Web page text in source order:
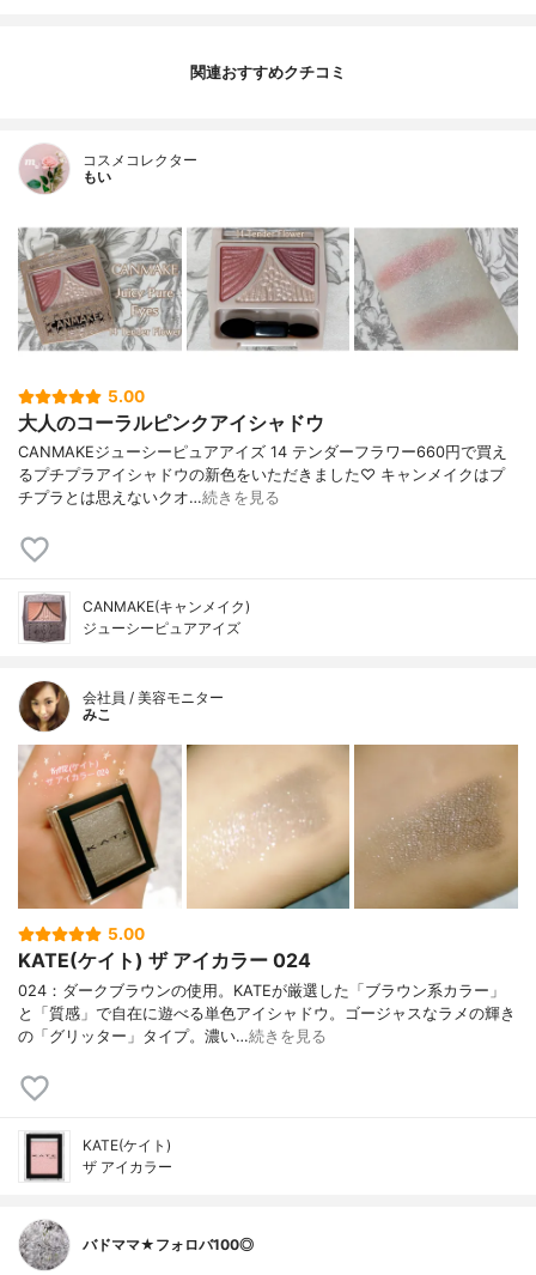
関連おすすめクチコミ
コスメコレクター
もい
5.00
大人のコーラルピンクアイシャドウ
CANMAKEジューシーピュアアイズ 14 テンダーフラワー660円で買え
るプチプラアイシャドウの新色をいただきました♡ キャンメイクはプ
チプラとは思えないクオ…続きを見る
CANMAKE(キャンメイク)
ジューシーピュアアイズ
会社員 / 美容モニター
みこ
5.00
KATE(ケイト) ザ アイカラー 024
024：ダークブラウンの使用。KATEが厳選した「ブラウン系カラー」
と「質感」で自在に遊べる単色アイシャドウ。ゴージャスなラメの輝き
の「グリッター」タイプ。濃い…続きを見る
KATE(ケイト)
ザ アイカラー
バドママ★フォロバ100◎